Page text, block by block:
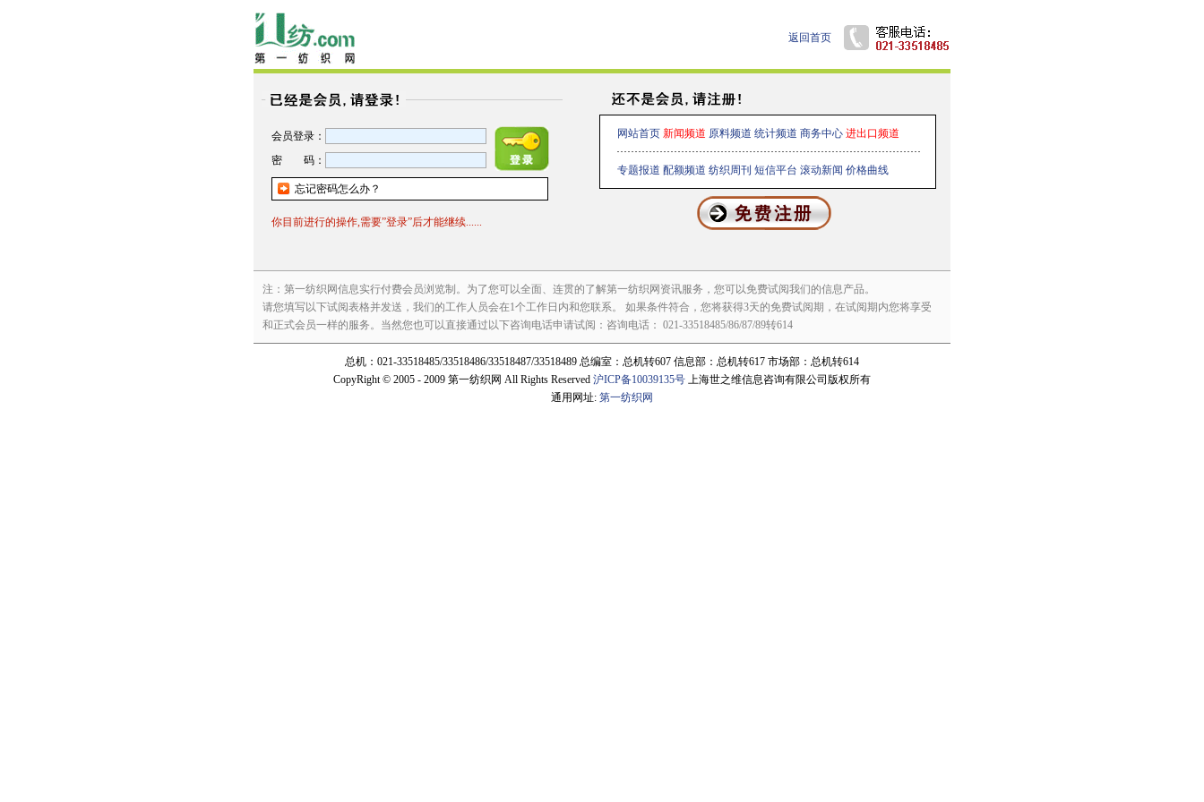
返回首页
会员登录：
密 码：
忘记密码怎么办？
你目前进行的操作,需要”登录”后才能继续......
网站首页 新闻频道 原料频道 统计频道 商务中心 进出口频道
专题报道 配额频道 纺织周刊 短信平台 滚动新闻 价格曲线
注：第一纺织网信息实行付费会员浏览制。为了您可以全面、连贯的了解第一纺织网资讯服务，您可以免费试阅我们的信息产品。
请您填写以下试阅表格并发送，我们的工作人员会在1个工作日内和您联系。 如果条件符合，您将获得3天的免费试阅期，在试阅期内您将享受
和正式会员一样的服务。当然您也可以直接通过以下咨询电话申请试阅：咨询电话： 021-33518485/86/87/89转614
总机：021-33518485/33518486/33518487/33518489 总编室：总机转607 信息部：总机转617 市场部：总机转614
CopyRight © 2005 - 2009 第一纺织网 All Rights Reserved 沪ICP备10039135号 上海世之维信息咨询有限公司版权所有
通用网址: 第一纺织网